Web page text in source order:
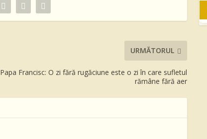
URMĂTORUL
Papa Francisc: O zi fără rugăciune este o zi în care sufletul
rămâne fără aer